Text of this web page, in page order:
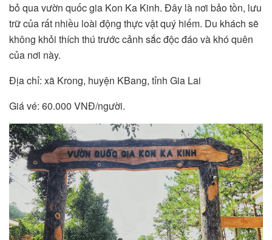
bỏ qua vườn quốc gia Kon Ka Kinh. Đây là nơi bảo tồn, lưu
trữ của rất nhiều loài động thực vật quý hiếm. Du khách sẽ
không khỏi thích thú trước cảnh sắc độc đáo và khó quên
của nơi này.
Địa chỉ: xã Krong, huyện KBang, tỉnh Gia Lai
Giá vé: 60.000 VNĐ/người.